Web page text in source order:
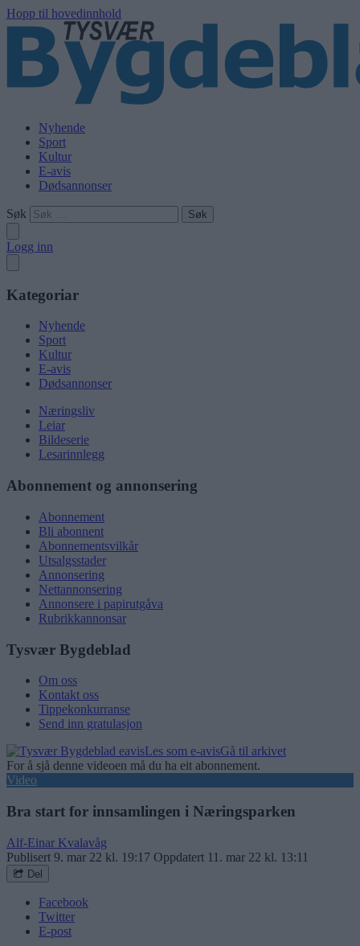
Hopp til hovedinnhold
Nyhende
Sport
Kultur
E-avis
Dødsannonser
Søk
Logg inn
Kategoriar
Nyhende
Sport
Kultur
E-avis
Dødsannonser
Næringsliv
Leiar
Bildeserie
Lesarinnlegg
Abonnement og annonsering
Abonnement
Bli abonnent
Abonnementsvilkår
Utsalgsstader
Annonsering
Nettannonsering
Annonsere i papirutgåva
Rubrikkannonsar
Tysvær Bygdeblad
Om oss
Kontakt oss
Tippekonkurranse
Send inn gratulasjon
Les som e-avisGå til arkivet
For å sjå denne videoen må du ha eit abonnement.
Video
Bra start for innsamlingen i Næringsparken
Alf-Einar Kvalavåg
Publisert 9. mar 22 kl. 19:17 Oppdatert 11. mar 22 kl. 13:11
Del
Facebook
Twitter
E-post